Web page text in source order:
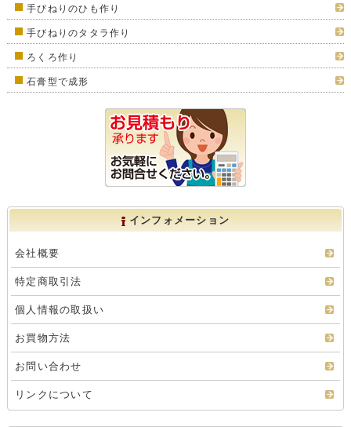
手びねりのひも作り
手びねりのタタラ作り
ろくろ作り
石膏型で成形
インフォメーション
会社概要
特定商取引法
個人情報の取扱い
お買物方法
お問い合わせ
リンクについて